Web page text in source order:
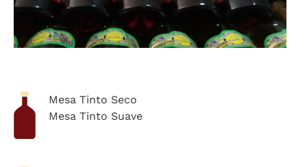
Mesa Tinto Seco
Mesa Tinto Suave